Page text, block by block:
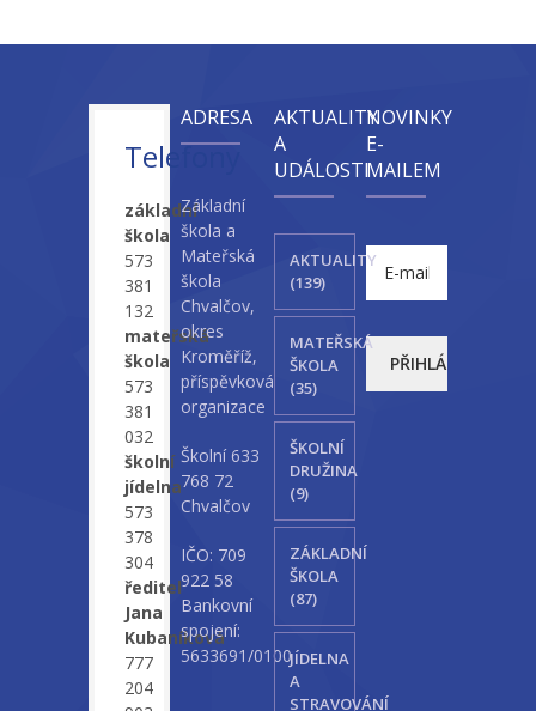
Telefony
základní
škola
573
381
132
mateřská
škola
573
381
032
školní
jídelna
573
378
304
ředitel
Jana
Kubaníková
777
204
ADRESA
Základní
škola a
Mateřská
škola
Chvalčov,
okres
Kroměříž,
příspěvková
organizace
Školní 633
768 72
Chvalčov
IČO: 709
922 58
Bankovní
spojení:
5633691/0100
AKTUALITY
A
UDÁLOSTI
AKTUALITY
(139)
MATEŘSKÁ
ŠKOLA
(35)
ŠKOLNÍ
DRUŽINA
(9)
ZÁKLADNÍ
ŠKOLA
(87)
JÍDELNA
A
STRAVOVÁNÍ
NOVINKY
E-
MAILEM